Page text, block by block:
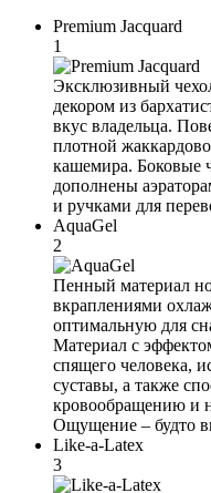
Premium Jacquard
1
Эксклюзивный
декором из
вкус владельца.
плотной
кашемира. Боковые
дополнены
и ручками для
AquaGel
2
Пенный материал
вкраплениями
оптимальную для
Материал с
спящего человека,
суставы, а также
кровообращению и
Ощущение – будто
Like-a-Latex
3